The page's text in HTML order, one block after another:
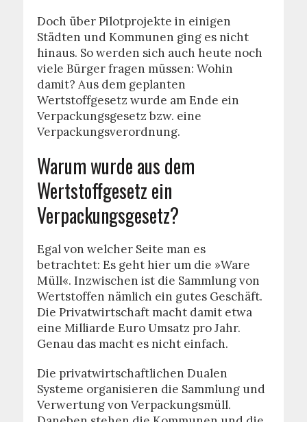
Doch über Pilotprojekte in einigen
Städten und Kommunen ging es nicht
hinaus. So werden sich auch heute noch
viele Bürger fragen müssen: Wohin
damit? Aus dem geplanten
Wertstoffgesetz wurde am Ende ein
Verpackungsgesetz bzw. eine
Verpackungsverordnung.
Warum wurde aus dem
Wertstoffgesetz ein
Verpackungsgesetz?
Egal von welcher Seite man es
betrachtet: Es geht hier um die »Ware
Müll«. Inzwischen ist die Sammlung von
Wertstoffen nämlich ein gutes Geschäft.
Die Privatwirtschaft macht damit etwa
eine Milliarde Euro Umsatz pro Jahr.
Genau das macht es nicht einfach.
Die privatwirtschaftlichen Dualen
Systeme organisieren die Sammlung und
Verwertung von Verpackungsmüll.